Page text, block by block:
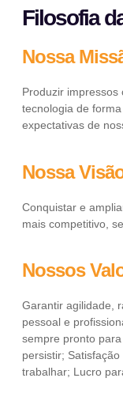
Filosofia
Nossa
Produzir
tecnologia de
expectativas de
Nossa
Conquistar e
mais competitivo,
Nossos
Garantir agilidade,
pessoal e
sempre pronto
persistir;
trabalhar; Lucro